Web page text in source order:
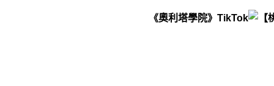
《奧利塔學院》TikTok